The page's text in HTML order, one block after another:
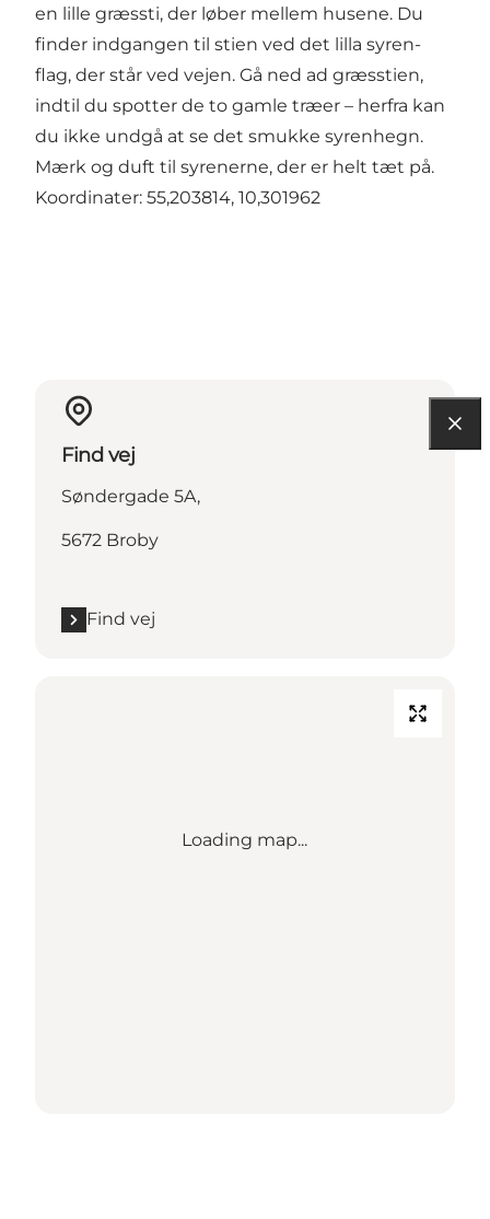
en lille græssti, der løber mellem husene. Du
finder indgangen til stien ved det lilla syren-
flag, der står ved vejen. Gå ned ad græsstien,
indtil du spotter de to gamle træer – herfra kan
du ikke undgå at se det smukke syrenhegn.
Mærk og duft til syrenerne, der er helt tæt på.
Koordinater: 55,203814, 10,301962
Find vej
Søndergade 5A,
5672 Broby
Find vej
Loading map...